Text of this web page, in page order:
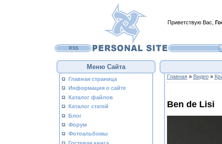
Приветствую Вас
RSS
Меню Сайта
Главная страница
Информация о сайте
Каталог файлов
Каталог статей
Блог
Форум
Фотоальбомы
Главная» Видео»
Ben de Lisi